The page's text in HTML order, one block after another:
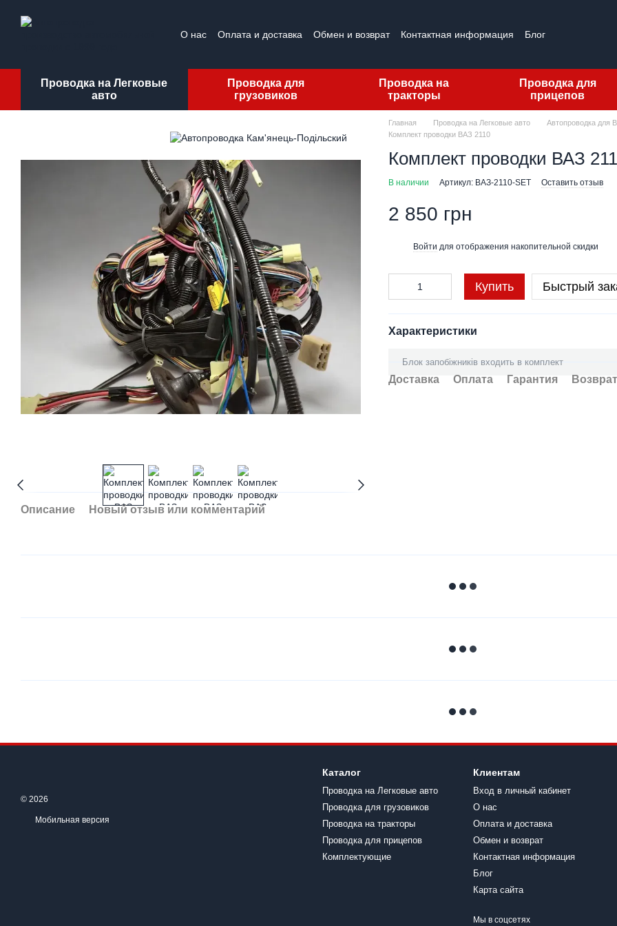
О нас Оплата и доставка Обмен и возврат Контактная информация Блог
Проводка на Легковые
авто
Проводка для
грузовиков
Проводка на
тракторы
Проводка для
прицепов
Описание Новый отзыв или комментарий
Главная Проводка на Легковые авто Автопроводка для
Комплект проводки ВАЗ 2110
Комплект проводки ВАЗ
В наличии Артикул: ВАЗ-2110-SET Оставить отзыв
2 850 грн
Войти для отображения накопительной скидки
Купить Быстрый
Характеристики
Блок запобіжників входить в комплект
Доставка Оплата Гарантия Возврат
© 2026
Мобильная версия
Каталог
Проводка на Легковые авто
Проводка для грузовиков
Проводка на тракторы
Проводка для прицепов
Комплектующие
Клиентам
Вход в личный кабинет
О нас
Оплата и доставка
Обмен и возврат
Контактная информация
Блог
Карта сайта
Мы в соцсетях